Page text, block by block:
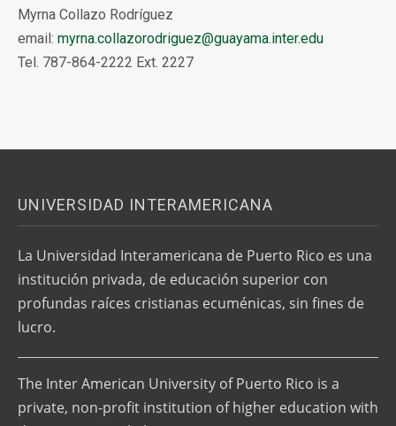
Myrna Collazo Rodríguez
email: myrna.collazorodriguez@guayama.inter.edu
Tel. 787-864-2222 Ext. 2227
UNIVERSIDAD INTERAMERICANA
La Universidad Interamericana de Puerto Rico es una
institución privada, de educación superior con
profundas raíces cristianas ecuménicas, sin fines de
lucro.
The Inter American University of Puerto Rico is a
private, non-profit institution of higher education with